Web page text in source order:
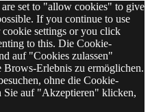
set to "allow cookies" to give
If you continue to use
settings or you click
to this. Die Cookie-
auf "Cookies zulassen"
Brows-Erlebnis zu ermöglichen.
ohne die Cookie-
Sie auf "Akzeptieren" klicken,